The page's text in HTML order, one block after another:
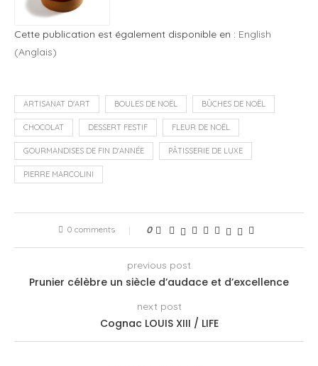
Cette publication est également disponible en : English
(Anglais)
ARTISANAT D'ART BOULES DE NOËL BÛCHES DE NOËL
CHOCOLAT DESSERT FESTIF FLEUR DE NOËL
GOURMANDISES DE FIN D'ANNÉE PÂTISSERIE DE LUXE
PIERRE MARCOLINI
0 comments 0
previous post
Prunier célèbre un siècle d’audace et d’excellence
next post
Cognac LOUIS XIII / LIFE